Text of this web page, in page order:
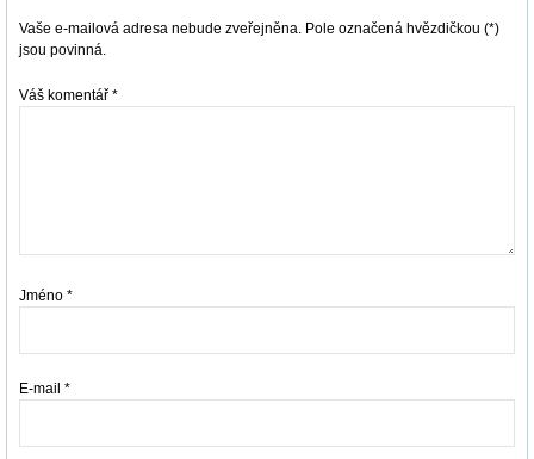
Vaše e-mailová adresa nebude zveřejněna. Pole označená hvězdičkou (*)
jsou povinná.
Váš komentář *
Jméno *
E-mail *